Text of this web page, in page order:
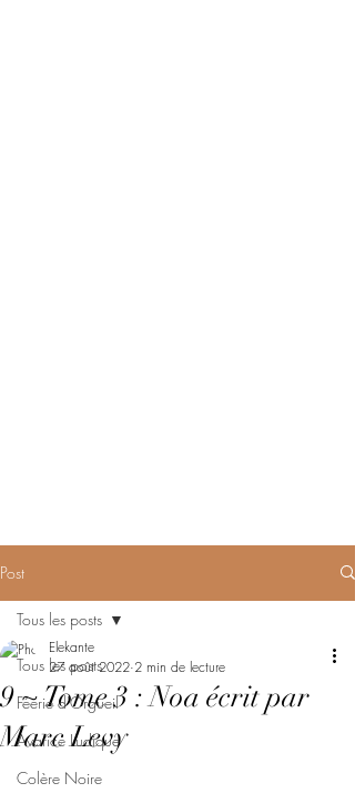
Post
Tous les posts
Féerie d'Orgueil
Avarice Ludique
Colère Noire
Tous les posts
9 ~ Tome 3 : Noa écrit par
Marc Levy
Elekante
27 août 2022 2 min de lecture